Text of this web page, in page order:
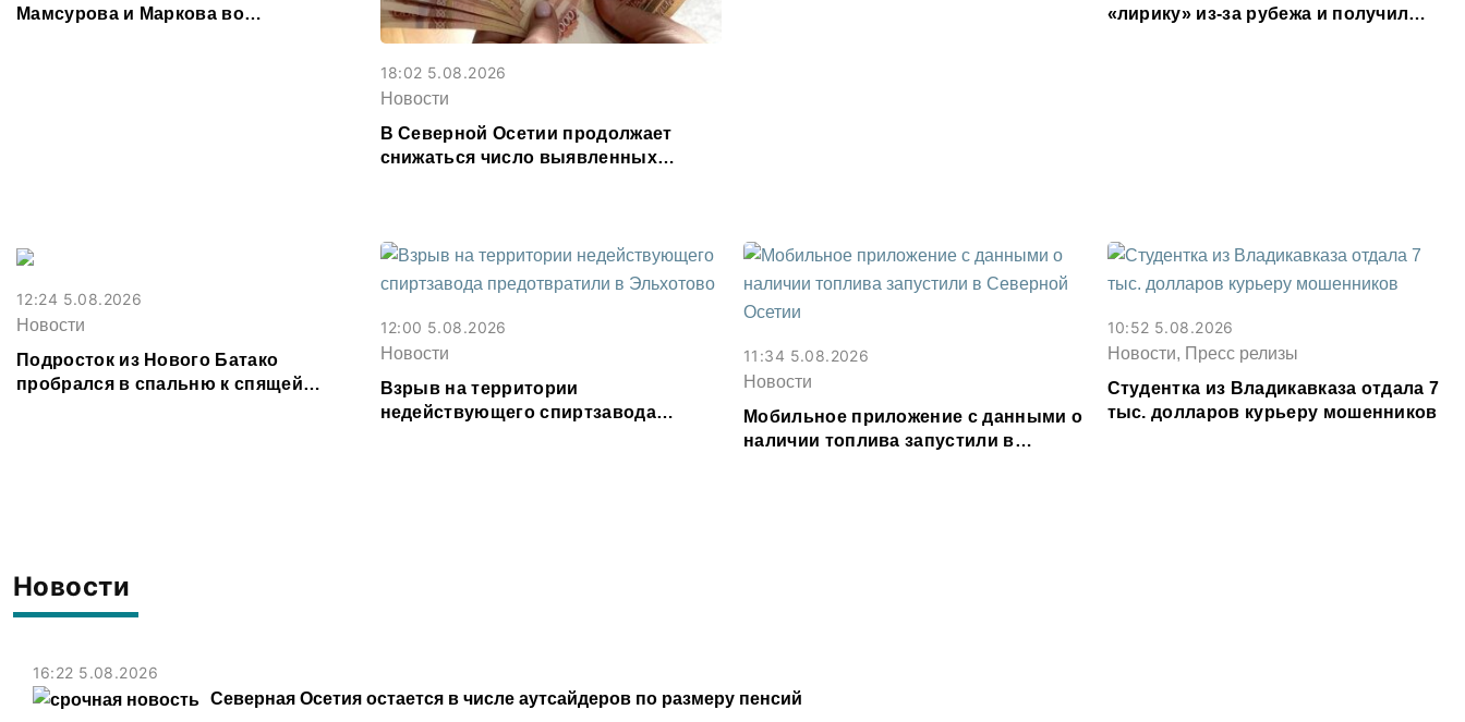
Новости
16:22 5.08.2026
Северная Осетия остается в числе аутсайдеров по размеру пенсий
Мамсурова и Маркова во
18:02 5.08.2026
Новости
В Северной Осетии продолжает
снижаться число выявленных
«лирику» из-за рубежа и получил
12:24 5.08.2026
Новости
Подросток из Нового Батако
пробрался в спальню к спящей
12:00 5.08.2026
Новости
Взрыв на территории
недействующего спиртзавода
11:34 5.08.2026
Новости
Мобильное приложение с данными о
наличии топлива запустили в
10:52 5.08.2026
Новости, Пресс релизы
Студентка из Владикавказа отдала 7
тыс. долларов курьеру мошенников